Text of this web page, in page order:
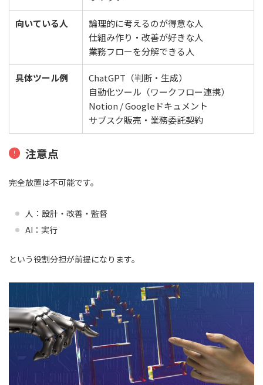
向いている人
論理的に考えるのが得意な人
仕組み作り・改善が好きな人
業務フローを分解できる人
具体ツール例
ChatGPT（判断・生成）
自動化ツール（ワークフロー連携）
Notion / Googleドキュメント
サブスク販売・業務委託契約
注意点
完全放置は不可能です。
人：設計・改善・監督
AI：実行
という役割分担が前提になります。